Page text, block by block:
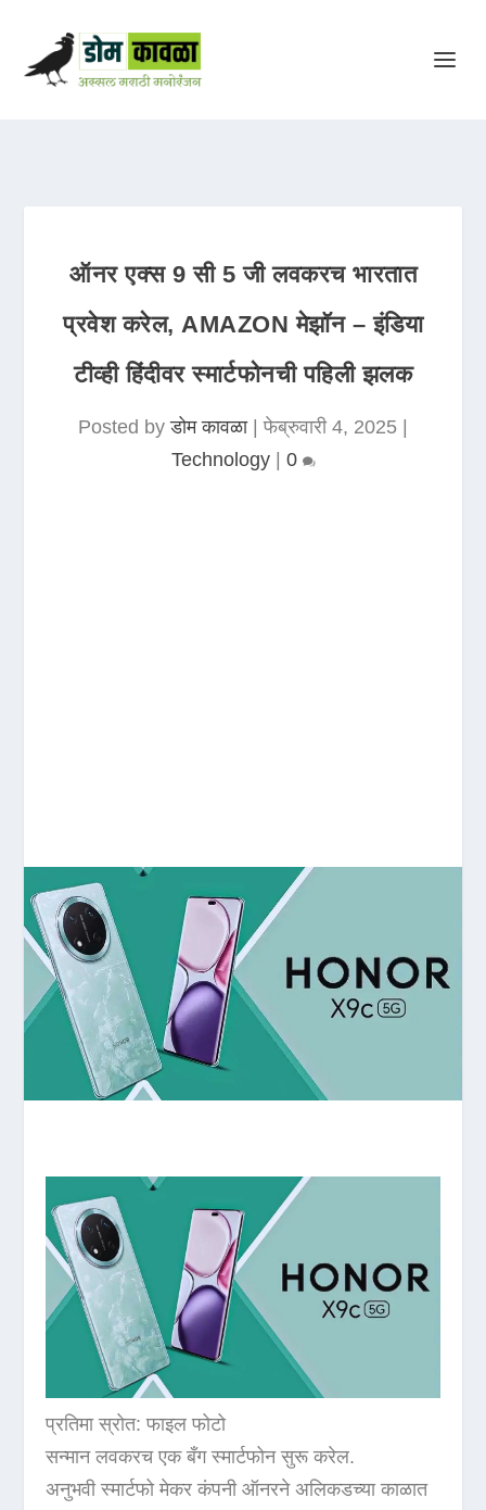
ऑनर एक्स 9 सी 5 जी लवकरच भारतात
प्रवेश करेल, AMAZON मेझॉन – इंडिया
टीव्ही हिंदीवर स्मार्टफोनची पहिली झलक
Posted byडोम कावळा|फेब्रुवारी 4, 2025
Technology| 0
प्रतिमा स्रोत: फाइल फोटो
सन्मान लवकरच एक बँग स्मार्टफोन सुरू करेल.
अनुभवी स्मार्टफो मेकर कंपनी ऑनरने अलिकडच्या काळात